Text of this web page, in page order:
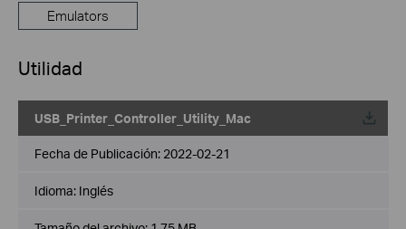
Emulators
Utilidad
USB_Printer_Controller_Utility_Mac
Fecha de Publicación: 2022-02-21
Idioma: Inglés